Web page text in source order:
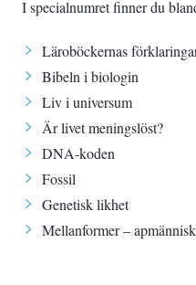
I specialnumret finner du
Läroböckernas
Bibeln i biologin
Liv i universum
Är livet meningslöst?
DNA-koden
Fossil
Genetisk likhet
Mellanformer –